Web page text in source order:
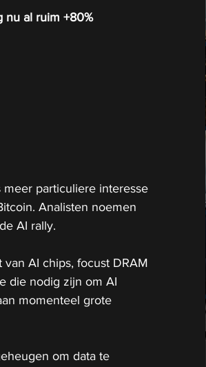
nu al ruim +80%
particuliere interesse
Analisten noemen
AI rally.
AI chips, focust DRAM
die nodig zijn om AI
momenteel grote
om data te